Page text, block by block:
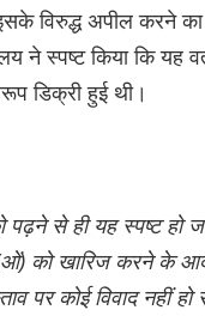
विरुद्ध अपील करने
ने स्पष्ट किया कि यह
डिक्री हुई थी।
पढ़ने से ही यह स्पष्ट
को खारिज करने के
पर कोई विवाद नहीं